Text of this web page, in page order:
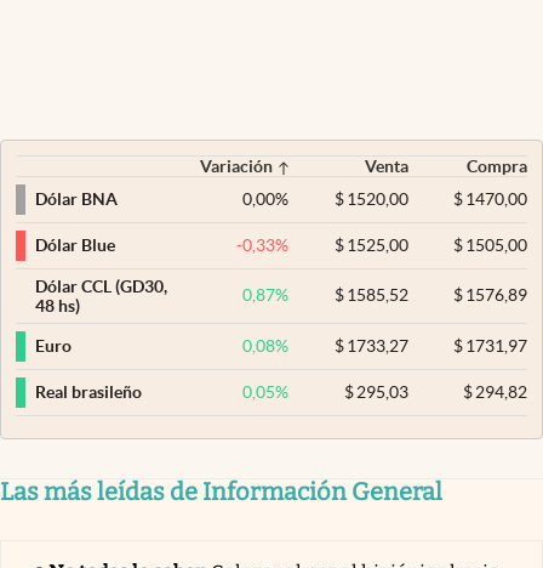
Variación Venta
Compra
Dólar BNA
0,00% $ 1520,00 $1470,00
Dólar Blue -0,33% $ 1525,00 $1505,00
Dólar CCL (GD30,
48 hs)
0,87% $ 1585,52 $1576,89
Euro 0,08% $ 1733,27 $1731,97
Real brasileño 0,05% $ 295,03 $294,82
Las más leídas de Información General